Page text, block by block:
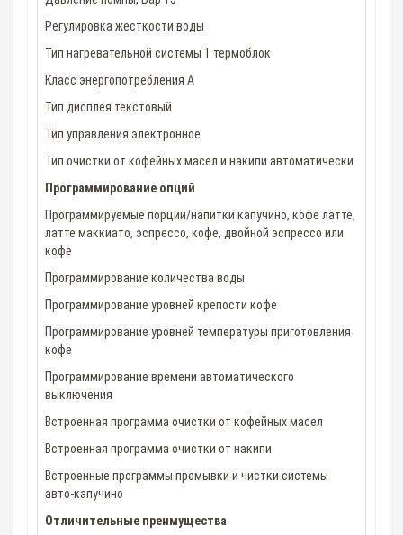
Регулировка жесткости воды
Тип нагревательной системы 1 термоблок
Класс энергопотребления А
Тип дисплея текстовый
Тип управления электронное
Тип очистки от кофейных масел и накипи автоматически
Программирование опций
Программируемые порции/напитки капучино, кофе латте,
латте маккиато, эспрессо, кофе, двойной эспрессо или
кофе
Программирование количества воды
Программирование уровней крепости кофе
Программирование уровней температуры приготовления
кофе
Программирование времени автоматического
выключения
Встроенная программа очистки от кофейных масел
Встроенная программа очистки от накипи
Встроенные программы промывки и чистки системы
авто-капучино
Отличительные преимущества